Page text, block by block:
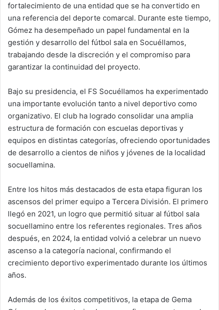
fortalecimiento de una entidad que se ha convertido en
una referencia del deporte comarcal. Durante este tiempo,
Gómez ha desempeñado un papel fundamental en la
gestión y desarrollo del fútbol sala en Socuéllamos,
trabajando desde la discreción y el compromiso para
garantizar la continuidad del proyecto.
Bajo su presidencia, el FS Socuéllamos ha experimentado
una importante evolución tanto a nivel deportivo como
organizativo. El club ha logrado consolidar una amplia
estructura de formación con escuelas deportivas y
equipos en distintas categorías, ofreciendo oportunidades
de desarrollo a cientos de niños y jóvenes de la localidad
socuellamina.
Entre los hitos más destacados de esta etapa figuran los
ascensos del primer equipo a Tercera División. El primero
llegó en 2021, un logro que permitió situar al fútbol sala
socuellamino entre los referentes regionales. Tres años
después, en 2024, la entidad volvió a celebrar un nuevo
ascenso a la categoría nacional, confirmando el
crecimiento deportivo experimentado durante los últimos
años.
Además de los éxitos competitivos, la etapa de Gema